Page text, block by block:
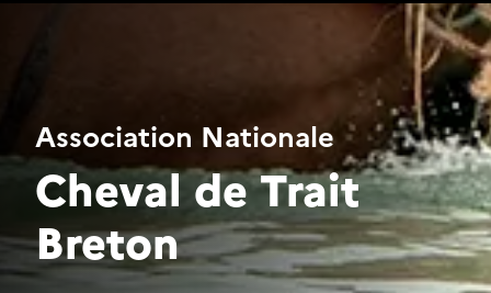
Association Nationale
Cheval de Trait
Breton